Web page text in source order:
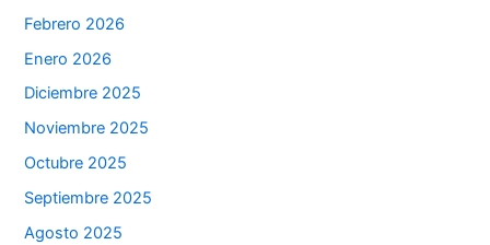
Febrero 2026
Enero 2026
Diciembre 2025
Noviembre 2025
Octubre 2025
Septiembre 2025
Agosto 2025